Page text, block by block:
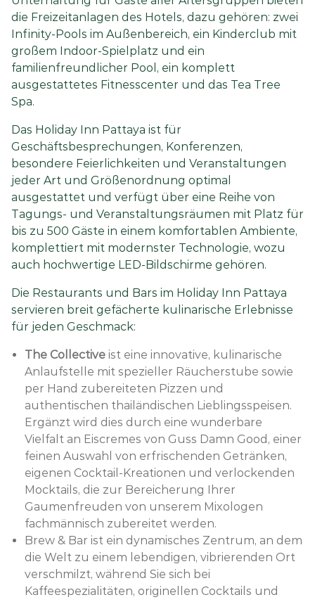
die Freizeitanlagen des Hotels, dazu gehören: zwei
Infinity-Pools im Außenbereich, ein Kinderclub mit
großem Indoor-Spielplatz und ein
familienfreundlicher Pool, ein komplett
ausgestattetes Fitnesscenter und das Tea Tree
Spa.
Das Holiday Inn Pattaya ist für
Geschäftsbesprechungen, Konferenzen,
besondere Feierlichkeiten und Veranstaltungen
jeder Art und Größenordnung optimal
ausgestattet und verfügt über eine Reihe von
Tagungs- und Veranstaltungsräumen mit Platz für
bis zu 500 Gäste in einem komfortablen Ambiente,
komplettiert mit modernster Technologie, wozu
auch hochwertige LED-Bildschirme gehören.
Die Restaurants und Bars im Holiday Inn Pattaya
servieren breit gefächerte kulinarische Erlebnisse
für jeden Geschmack:
The Collective ist eine innovative, kulinarische
Anlaufstelle mit spezieller Räucherstube sowie
per Hand zubereiteten Pizzen und
authentischen thailändischen Lieblingsspeisen.
Ergänzt wird dies durch eine wunderbare
Vielfalt an Eiscremes von Guss Damn Good, einer
feinen Auswahl von erfrischenden Getränken,
eigenen Cocktail-Kreationen und verlockenden
Mocktails, die zur Bereicherung Ihrer
Gaumenfreuden von unserem Mixologen
fachmännisch zubereitet werden.
Brew & Bar ist ein dynamisches Zentrum, an dem
die Welt zu einem lebendigen, vibrierenden Ort
verschmilzt, während Sie sich bei
Kaffeespezialitäten, originellen Cocktails und